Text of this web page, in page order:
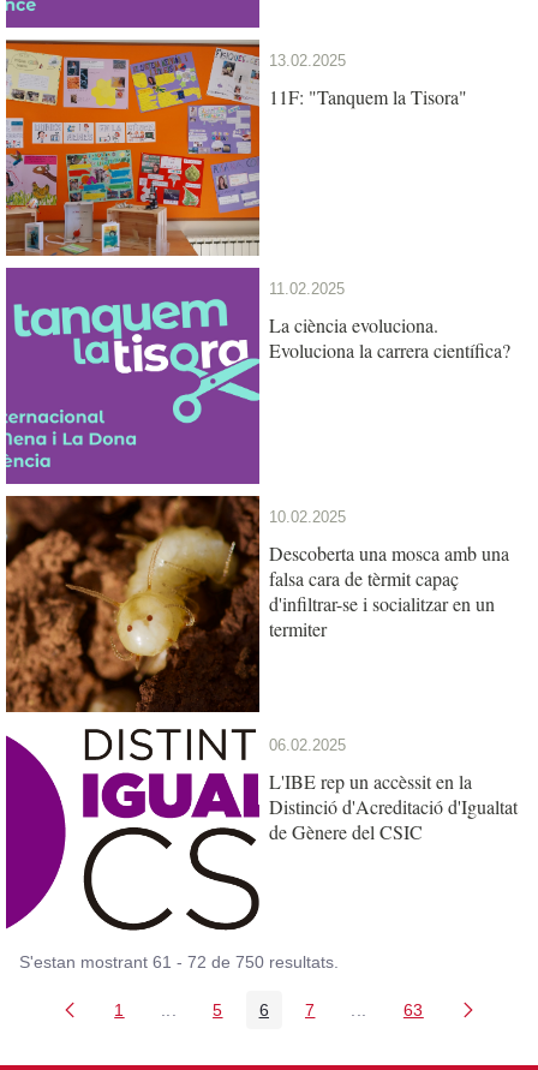
13.02.2025
11F: "Tanquem la Tisora"
11.02.2025
La ciència evoluciona.
Evoluciona la carrera científica?
10.02.2025
Descoberta una mosca amb una
falsa cara de tèrmit capaç
d'infiltrar-se i socialitzar en un
termiter
06.02.2025
L'IBE rep un accèssit en la
Distinció d'Acreditació d'Igualtat
de Gènere del CSIC
S'estan mostrant 61 - 72 de 750 resultats.
Pàgina
1 Pàgines intermèdies Utilitzeu TAB per
Pàgina
5 Pàgina
6 Pàgina
7 Pàgines intermèdies
Pàgina
63